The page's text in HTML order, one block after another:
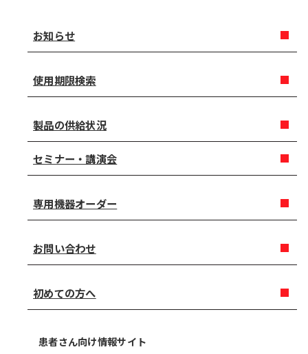
お知らせ
使用期限検索
製品の供給状況
セミナー・講演会
専用機器オーダー
お問い合わせ
初めての方へ
患者さん向け情報サイト